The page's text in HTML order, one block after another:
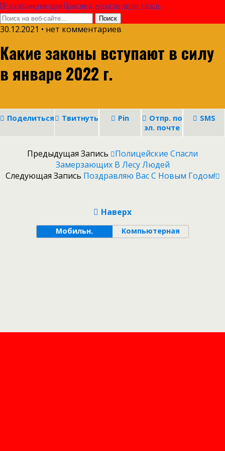
Медиакоммуникации Прикамья: новости, люди, власть
30.12.2021 • нет комментариев
Какие законы вступают в силу
в январе 2022 г.
Поделиться Твитнуть Pin
Отпр. по
эл. почте
SMS
Предыдущая Запись
Полицейские Спасли
Замерзающих В Лесу Людей
Следующая Запись Поздравляю Вас С Новым Годом!
Наверх
Мобильн. Компьютерная